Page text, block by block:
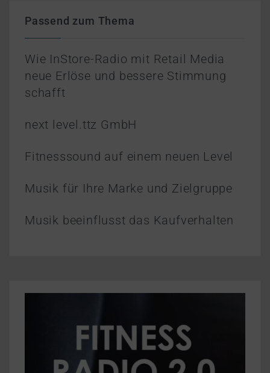
Passend zum Thema
Wie InStore-Radio mit Retail Media
neue Erlöse und bessere Stimmung
schafft
next level.ttz GmbH
Fitnesssound auf einem neuen Level
Musik für Ihre Marke und Zielgruppe
Musik beeinflusst das Kaufverhalten